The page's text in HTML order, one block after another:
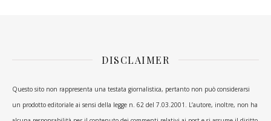
DISCLAIMER
Questo sito non rappresenta una testata giornalistica, pertanto non può considerarsi
un prodotto editoriale ai sensi della legge n. 62 del 7.03.2001. L’autore, inoltre, non ha